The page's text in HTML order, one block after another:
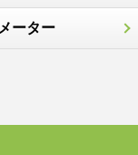
ーター